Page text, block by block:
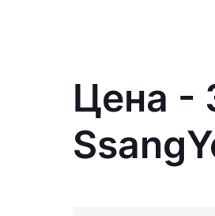
Цена -